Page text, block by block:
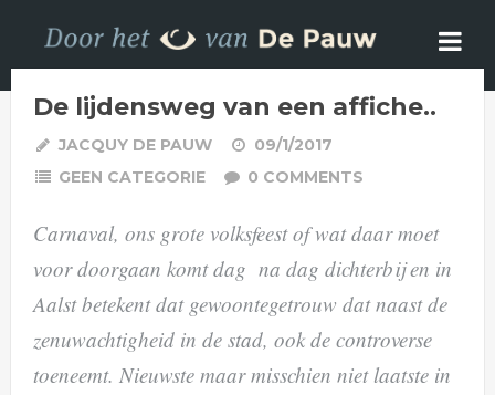
De lijdensweg van een affiche..
JACQUY DE PAUW
09/1/2017
GEEN CATEGORIE
0 COMMENTS
Carnaval, ons grote volksfeest of wat daar moet
voor doorgaan komt dag na dag dichterbij en in
Aalst betekent dat gewoontegetrouw dat naast de
zenuwachtigheid in de stad, ook de controverse
toeneemt. Nieuwste maar misschien niet laatste in